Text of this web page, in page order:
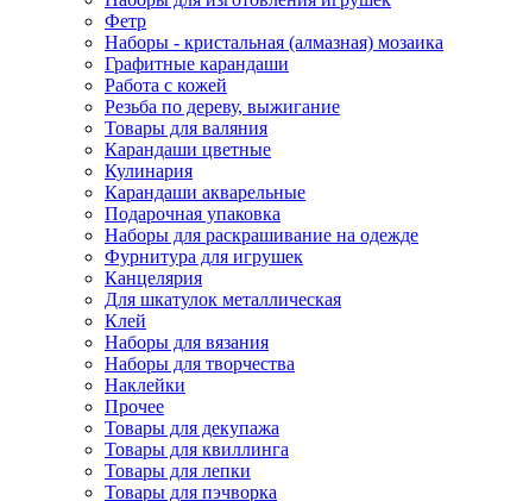
Фетр
Наборы - кристальная (алмазная) мозаика
Графитные карандаши
Работа с кожей
Резьба по дереву, выжигание
Товары для валяния
Карандаши цветные
Кулинария
Карандаши акварельные
Подарочная упаковка
Наборы для раскрашивание на одежде
Фурнитура для игрушек
Канцелярия
Для шкатулок металлическая
Клей
Наборы для вязания
Наборы для творчества
Наклейки
Прочее
Товары для декупажа
Товары для квиллинга
Товары для лепки
Товары для пэчворка